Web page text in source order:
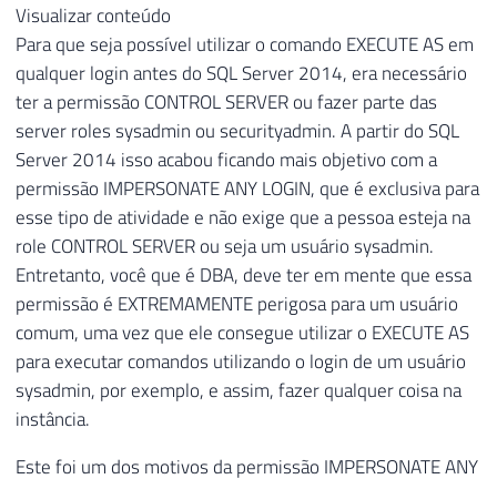
Visualizar conteúdo
Para que seja possível utilizar o comando EXECUTE AS em
qualquer login antes do SQL Server 2014, era necessário
ter a permissão CONTROL SERVER ou fazer parte das
server roles sysadmin ou securityadmin. A partir do SQL
Server 2014 isso acabou ficando mais objetivo com a
permissão IMPERSONATE ANY LOGIN, que é exclusiva para
esse tipo de atividade e não exige que a pessoa esteja na
role CONTROL SERVER ou seja um usuário sysadmin.
Entretanto, você que é DBA, deve ter em mente que essa
permissão é EXTREMAMENTE perigosa para um usuário
comum, uma vez que ele consegue utilizar o EXECUTE AS
para executar comandos utilizando o login de um usuário
sysadmin, por exemplo, e assim, fazer qualquer coisa na
instância.
Este foi um dos motivos da permissão IMPERSONATE ANY